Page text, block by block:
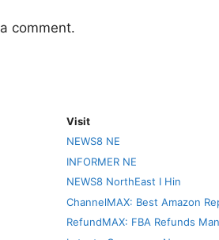
comment.
Visit
NEWS8 NE
INFORMER NE
NEWS8 NorthEast I Hin
ChannelMAX: Best Amazon
RefundMAX: FBA Refunds